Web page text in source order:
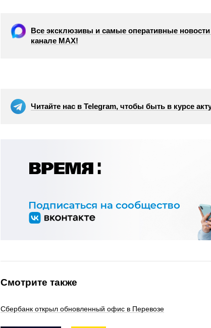
Все эксклюзивы и самые оперативные
канале МАХ!
Читайте нас в Telegram, чтобы быть в курсе
Смотрите также
Сбербанк открыл обновленный офис в Перевозе